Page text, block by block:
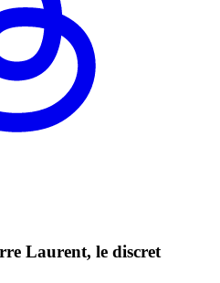
Laurent, le discret